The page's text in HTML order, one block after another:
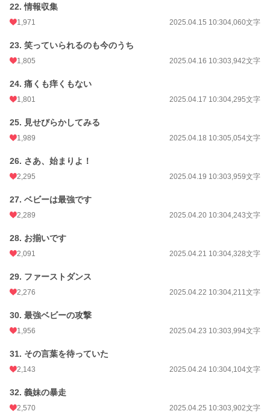
22. 情報収集
1,971 2025.04.15 10:304,060文字
23. 笑っていられるのも今のうち
1,805 2025.04.16 10:303,942文字
24. 痛くも痒くもない
1,801 2025.04.17 10:304,295文字
25. 見せびらかしてみる
1,989 2025.04.18 10:305,054文字
26. さあ、始まりよ！
2,295 2025.04.19 10:303,959文字
27. ベビーは最強です
2,289 2025.04.20 10:304,243文字
28. お揃いです
2,091 2025.04.21 10:304,328文字
29. ファーストダンス
2,276 2025.04.22 10:304,211文字
30. 最強ベビーの攻撃
1,956 2025.04.23 10:303,994文字
31. その言葉を待っていた
2,143 2025.04.24 10:304,104文字
32. 義妹の暴走
2,570 2025.04.25 10:303,902文字